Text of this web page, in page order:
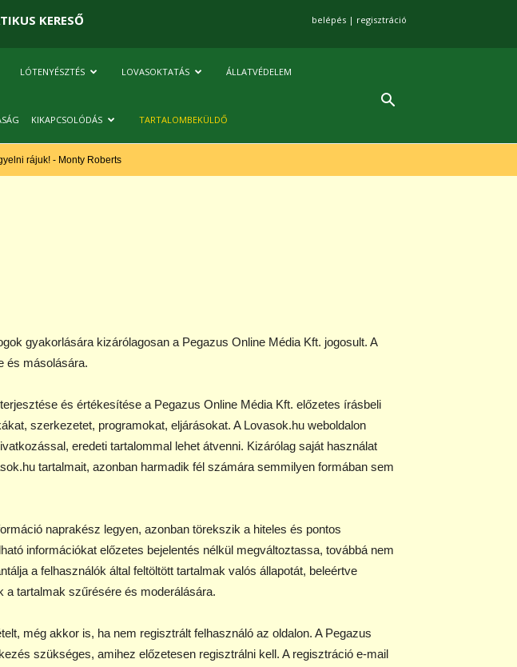
KERESŐ belépés | regisztráció
LÓTENYÉSZTÉS LOVASOKTATÁS ÁLLATVÉDELEM
KIKAPCSOLÓDÁS TARTALOMBEKÜLDŐ
rájuk! - Monty Roberts
gyakorlására kizárólagosan a Pegazus Online Média Kft. jogosult. A
és másolására.
és értékesítése a Pegazus Online Média Kft. előzetes írásbeli
szerkezetet, programokat, eljárásokat. A Lovasok.hu weboldalon
eredeti tartalommal lehet átvenni. Kizárólag saját használat
tartalmait, azonban harmadik fél számára semmilyen formában sem
naprakész legyen, azonban törekszik a hiteles és pontos
információkat előzetes bejelentés nélkül megváltoztassa, továbbá nem
a felhasználók által feltöltött tartalmak valós állapotát, beleértve
a tartalmak szűrésére és moderálására.
még akkor is, ha nem regisztrált felhasználó az oldalon. A Pegazus
szükséges, amihez előzetesen regisztrálni kell. A regisztráció e-mail